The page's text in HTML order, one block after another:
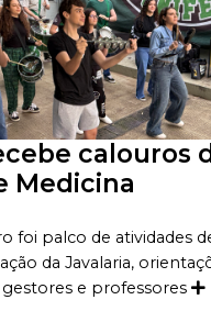
calouros
Medicina
foi palco de atividades
da Javalaria,
e professores